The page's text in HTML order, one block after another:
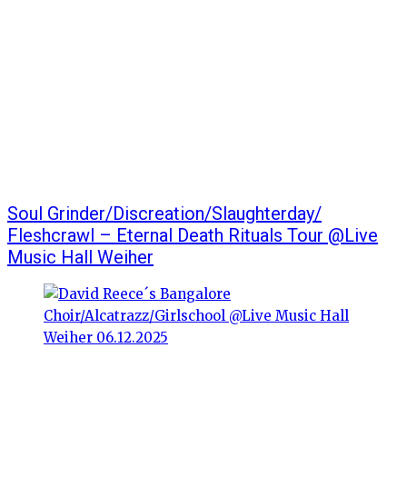
Soul Grinder/Discreation/Slaughterday/
Fleshcrawl – Eternal Death Rituals Tour @Live
Music Hall Weiher